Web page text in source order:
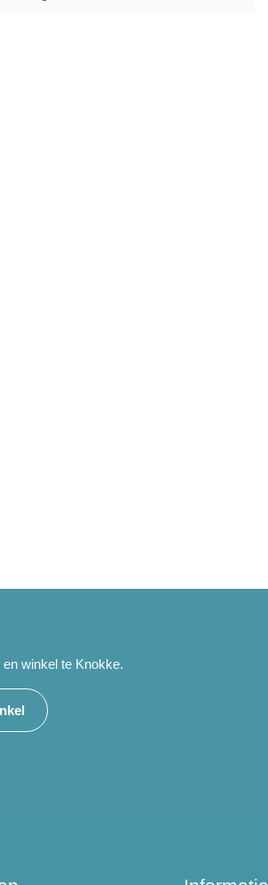
winkel te Knokke.